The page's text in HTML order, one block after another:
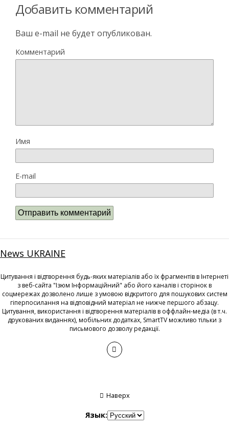
Добавить комментарий
Ваш e-mail не будет опубликован.
Комментарий
Имя
E-mail
News UKRAINE
Цитування і відтворення будь-яких матеріалів або їх фрагментів в Інтернеті
з веб-сайта "Ізюм Інформаційний" або його каналів і сторінок в
соцмережах дозволено лише з умовою відкритого для пошукових систем
гіперпосилання на відповідний матеріал не нижче першого абзацу.
Цитування, використання і відтворення матеріалів в оффлайн-медіа (в т.ч.
друкованих виданнях), мобільних додатках, SmartTV можливо тільки з
письмового дозволу редакції.
Наверх
Язык: